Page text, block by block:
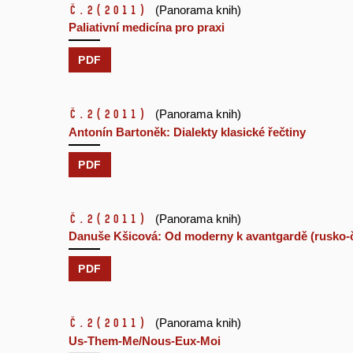
č.2 (2011)
(Panorama knih)
Paliativní medicína pro praxi
PDF
č.2 (2011)
(Panorama knih)
Antonín Bartoněk: Dialekty klasické řečtiny
PDF
č.2 (2011)
(Panorama knih)
Danuše Kšicová: Od moderny k avantgardě
PDF
č.2 (2011)
(Panorama knih)
Us-Them-Me/Nous-Eux-Moi